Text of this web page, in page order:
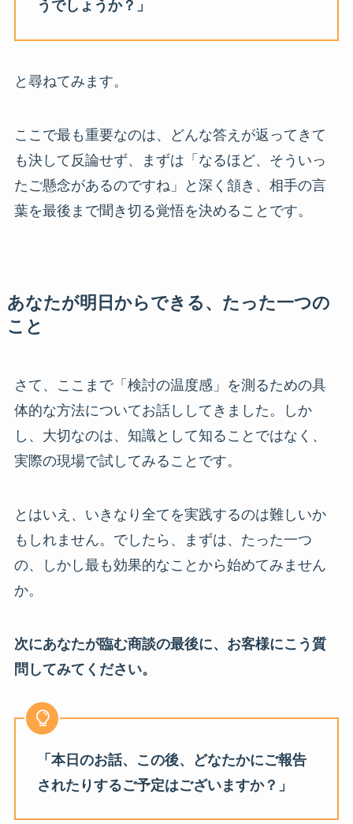
うでしょうか？」
と尋ねてみます。
ここで最も重要なのは、どんな答えが返ってきて
も決して反論せず、まずは「なるほど、そういっ
たご懸念があるのですね」と深く頷き、相手の言
葉を最後まで聞き切る覚悟を決めることです。
あなたが明日からできる、たった一つの
こと
さて、ここまで「検討の温度感」を測るための具
体的な方法についてお話ししてきました。しか
し、大切なのは、知識として知ることではなく、
実際の現場で試してみることです。
とはいえ、いきなり全てを実践するのは難しいか
もしれません。でしたら、まずは、たった一つ
の、しかし最も効果的なことから始めてみません
か。
次にあなたが臨む商談の最後に、お客様にこう質
問してみてください。
「本日のお話、この後、どなたかにご報告
されたりするご予定はございますか？」